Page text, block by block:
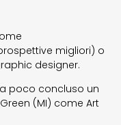
migliori) o
designer.
poco concluso un
(MI) come Art